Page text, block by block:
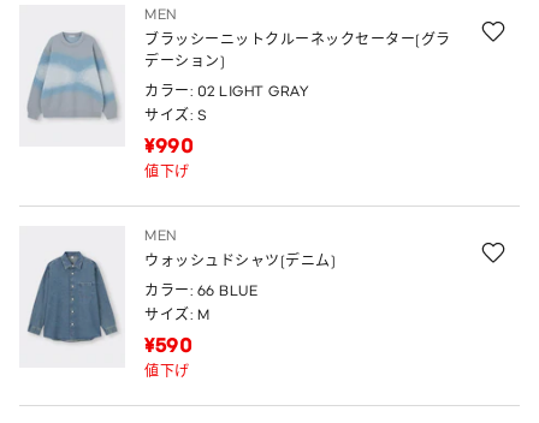
MEN
ブラッシーニットクルーネックセーター(グラ
デーション)
カラー: 02 LIGHT GRAY
サイズ: S
¥990
値下げ
MEN
ウォッシュドシャツ(デニム)
カラー: 66 BLUE
サイズ: M
¥590
値下げ